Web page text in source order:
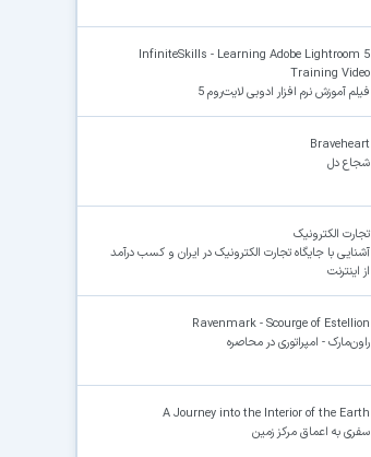
InfiniteSkills - Learning Adobe Lightroom 5
Training Video
فیلم آموزش نرم افزار ادوبی لایت‌روم 5
Braveheart
شجاع دل
تجارت الکترونیک
آشنایی با جایگاه تجارت الکترونیک در ایران و کسب درآمد
از اینترنت
Ravenmark - Scourge of Estellion
راون‌مارک - امپراتوری در محاصره
A Journey into the Interior of the Earth
سفری به اعماق مرکز زمین